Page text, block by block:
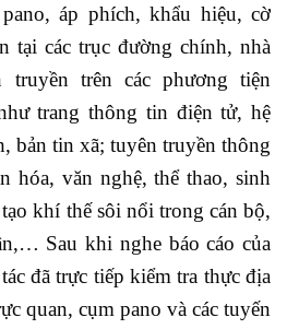
áp phích, khẩu hiệu, cờ
tại các trục đường chính, nhà
truyền trên các phương tiện
trang thông tin điện tử, hệ
bản tin xã; tuyên truyền thông
hóa, văn nghệ, thể thao, sinh
khí thế sôi nổi trong cán bộ,
Sau khi nghe báo cáo của
đã trực tiếp kiểm tra thực địa
quan, cụm pano và các tuyến